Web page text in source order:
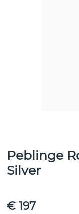
Peblinge
Silver
€ 197